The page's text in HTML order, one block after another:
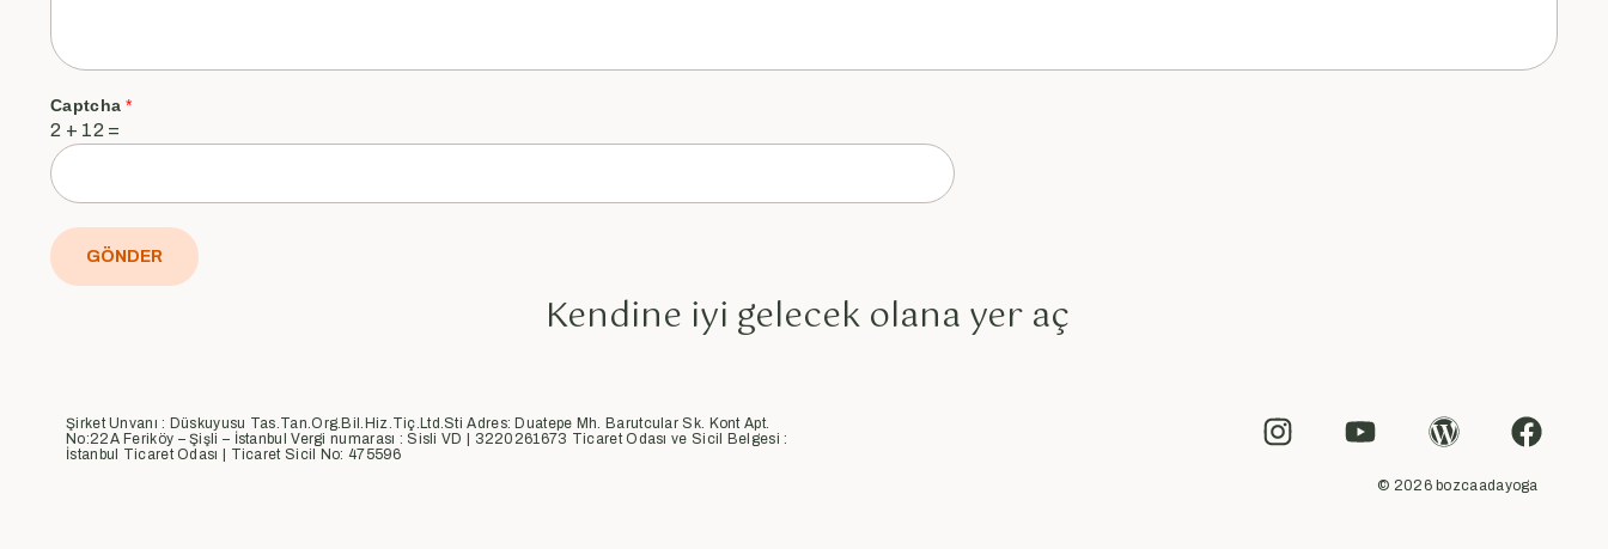
Captcha*
2 + 12 =
GÖNDER
Kendine iyi gelecek olana yer aç
Şirket Unvanı : Düskuyusu Tas.Tan.Org.Bil.Hiz.Tiç.Ltd.Sti Adres: Duatepe Mh. Barutcular Sk. Kont Apt.
No:22A Feriköy – Şişli – İstanbul Vergi numarası : Sisli VD | 3220261673 Ticaret Odası ve Sicil Belgesi :
İstanbul Ticaret Odası | Ticaret Sicil No: 475596
© 2026 bozcaadayoga